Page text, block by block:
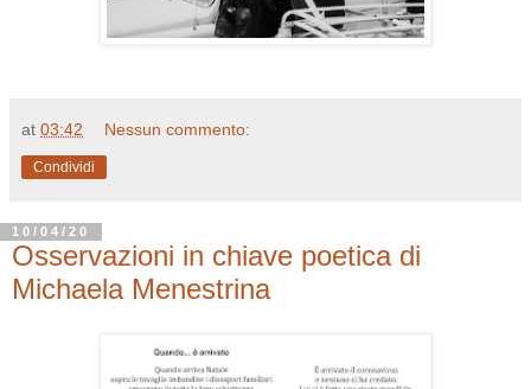
at 03:42 Nessun commento:
Condividi
10/04/20
Osservazioni in chiave poetica di
Michaela Menestrina